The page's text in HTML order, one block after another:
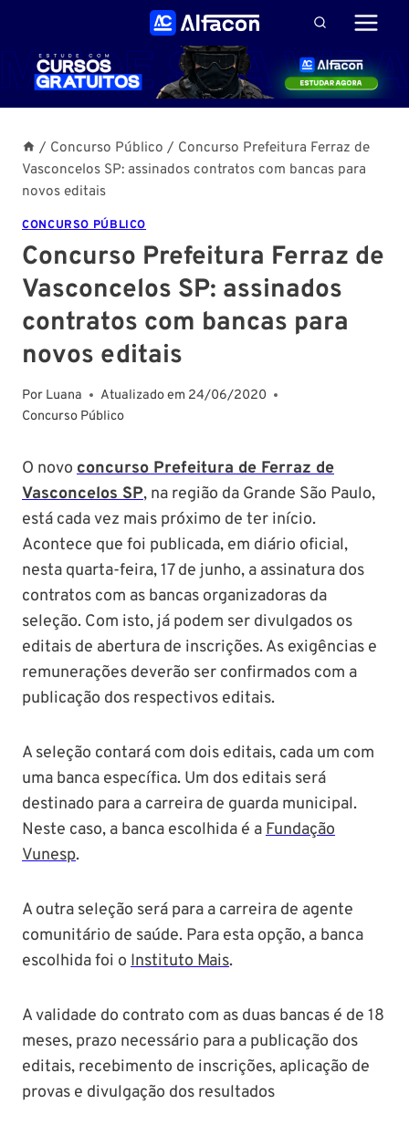
Conteúdo
/ Concurso Público / Concurso Prefeitura Ferraz de
Vasconcelos SP: assinados contratos com bancas para
novos editais
CONCURSO PÚBLICO
Concurso Prefeitura Ferraz de
Vasconcelos SP: assinados
contratos com bancas para
novos editais
Por Luana Atualizado em 24/06/2020
Concurso Público
O novo concurso Prefeitura de Ferraz de
Vasconcelos SP, na região da Grande São Paulo,
está cada vez mais próximo de ter início.
Acontece que foi publicada, em diário oficial,
nesta quarta-feira, 17 de junho, a assinatura dos
contratos com as bancas organizadoras da
seleção. Com isto, já podem ser divulgados os
editais de abertura de inscrições. As exigências e
remunerações deverão ser confirmados com a
publicação dos respectivos editais.
A seleção contará com dois editais, cada um com
uma banca específica. Um dos editais será
destinado para a carreira de guarda municipal.
Neste caso, a banca escolhida é aFundação
Vunesp.
A outra seleção será para a carreira de agente
comunitário de saúde. Para esta opção, a banca
escolhida foi o Instituto Mais.
A validade do contrato com as duas bancas é de 18
meses, prazo necessário para a publicação dos
editais, recebimento de inscrições, aplicação de
provas e divulgação dos resultados